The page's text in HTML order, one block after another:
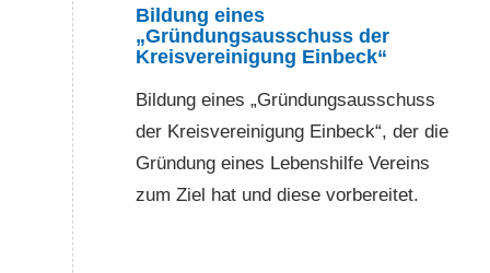
Bildung eines
„Gründungsausschuss der
Kreisvereinigung Einbeck“
Bildung eines „Gründungsausschuss
der Kreisvereinigung Einbeck“, der die
Gründung eines Lebenshilfe Vereins
zum Ziel hat und diese vorbereitet.